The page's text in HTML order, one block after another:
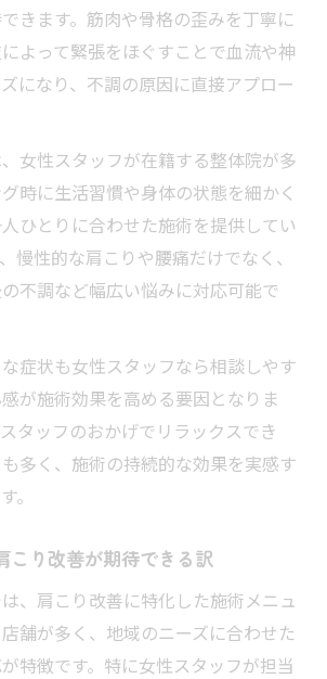
きます。筋肉や骨格の歪みを丁寧に
よって緊張をほぐすことで血流や神
になり、不調の原因に直接アプロー
女性スタッフが在籍する整体院が多
時に生活習慣や身体の状態を細かく
ひとりに合わせた施術を提供してい
慢性的な肩こりや腰痛だけでなく、
不調など幅広い悩みに対応可能で
症状も女性スタッフなら相談しやす
が施術効果を高める要因となりま
タッフのおかげでリラックスでき
多く、施術の持続的な効果を実感す
。
こり改善が期待できる訳
、肩こり改善に特化した施術メニュ
舗が多く、地域のニーズに合わせた
特徴です。特に女性スタッフが担当